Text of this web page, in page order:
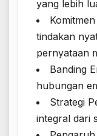
yang lebih
tindakan
pernyataan
Banding
hubungan
Strategi
integral dari